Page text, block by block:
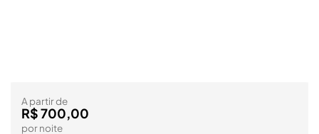
A partir de
R$ 700,00
por noite